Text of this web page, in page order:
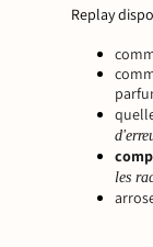
Replay
les